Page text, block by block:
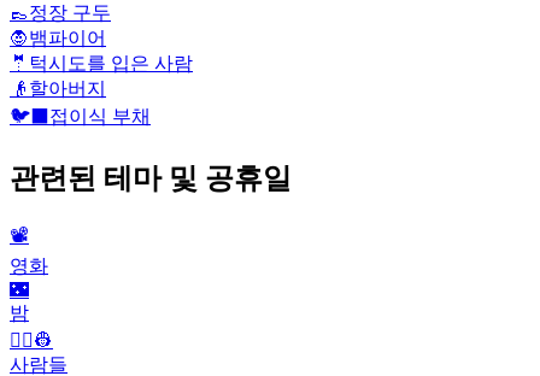
👞정장 구두
🧛뱀파이어
🤵 턱시도를 입은 사람
👴 할아버지
🐦‍⬛ 접이식 부채
관련된 테마 및 공휴일
📽
영화
🌃
밤
👨‍✈️👷
사람들